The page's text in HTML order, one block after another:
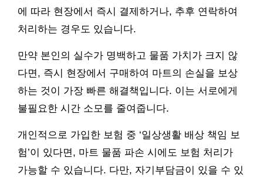
에 따라 현장에서 즉시 결제하거나, 추후 연락하여
처리하는 경우도 있습니다.
만약 본인의 실수가 명백하고 물품 가치가 크지 않
다면, 즉시 현장에서 구매하여 마트의 손실을 보상
하는 것이 가장 빠른 해결책입니다. 이는 서로에게
불필요한 시간 소모를 줄여줍니다.
개인적으로 가입한 보험 중 ‘일상생활 배상 책임 보
험’이 있다면, 마트 물품 파손 시에도 보험 처리가
가능할 수 있습니다. 다만, 자기부담금이 있을 수 있